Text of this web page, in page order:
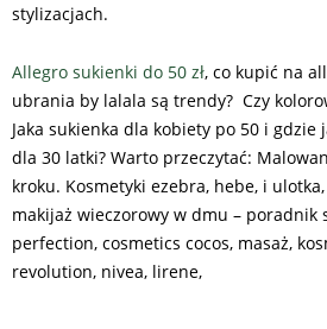
stylizacjach.
Allegro sukienki do 50 zł, co kupić na
ubrania by lalala są trendy? Czy
Jaka sukienka dla kobiety po 50 i gdzie
dla 30 latki? Warto przeczytać:
kroku. Kosmetyki ezebra, hebe, i
makijaż wieczorowy w dmu – poradnik
perfection, cosmetics cocos, masaż,
revolution, nivea, lirene,